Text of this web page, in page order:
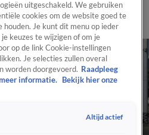
WeerTip de redactiePanelVideo's
uitgeschakeld. We gebruiken
cookies om de website goed te
houden. Je kunt dit menu op ieder
keuzes te wijzigen of om je
op de link Cookie-instellingen
Je selecties zullen overal
worden doorgevoerd. Raadpleeg
informatie.
Bekijk hier onze
Altijd actief